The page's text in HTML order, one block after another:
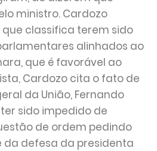
ministro. Cardozo
classifica terem sido
alinhados ao
que é favorável ao
Cardozo cita o fato de
da União, Fernando
sido impedido de
de ordem pedindo
defesa da presidenta